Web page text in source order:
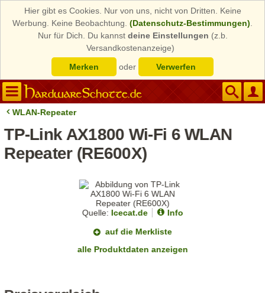
Hier gibt es Cookies. Nur von uns, nicht von Dritten. Keine
Werbung. Keine Beobachtung. (Datenschutz-Bestimmungen)
Nur für Dich. Du kannst deine Einstellungen (z.b.
Versandkostenanzeige)
Merken
oder Verwerfen
WLAN-Repeater
TP-Link AX1800 Wi-Fi 6 WLAN
Repeater (RE600X)
Quelle: Icecat.de
Info
auf die Merkliste
alle Produktdaten anzeigen